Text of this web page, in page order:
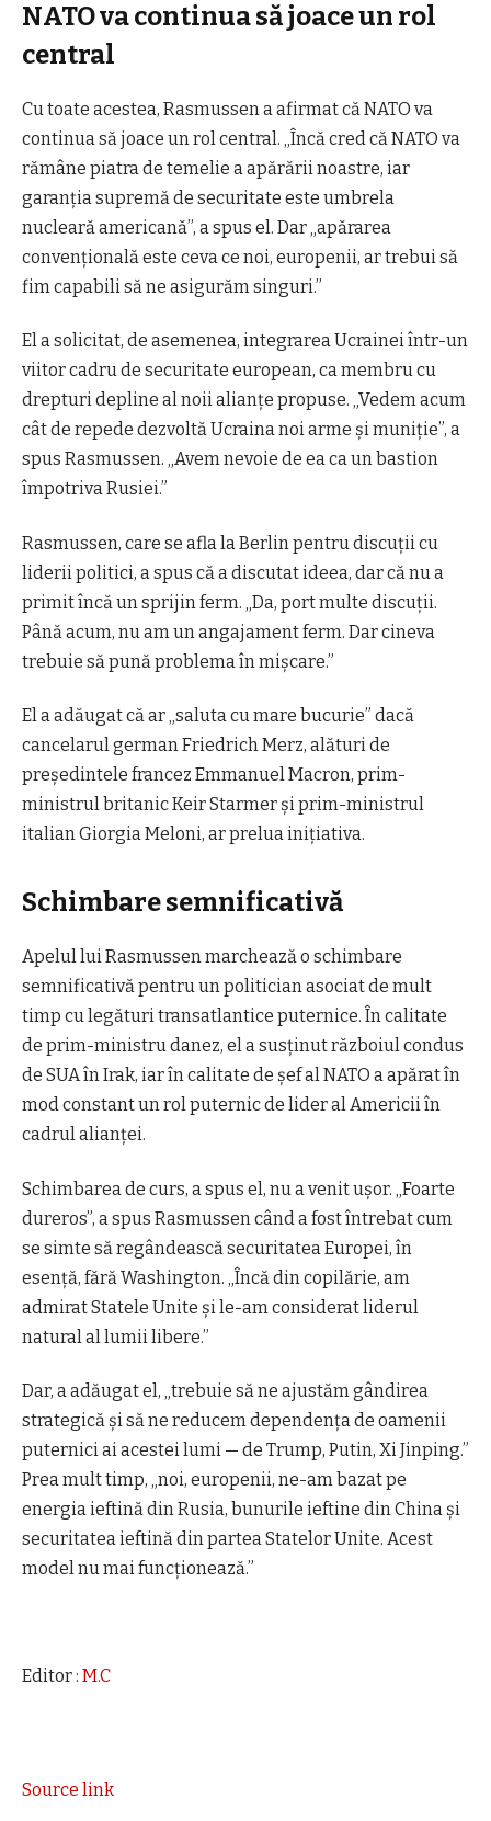
NATO va continua să joace un rol
central
Cu toate acestea, Rasmussen a afirmat că NATO va
continua să joace un rol central. „Încă cred că NATO va
rămâne piatra de temelie a apărării noastre, iar
garanția supremă de securitate este umbrela
nucleară americană”, a spus el. Dar „apărarea
convențională este ceva ce noi, europenii, ar trebui să
fim capabili să ne asigurăm singuri.”
El a solicitat, de asemenea, integrarea Ucrainei într-un
viitor cadru de securitate european, ca membru cu
drepturi depline al noii alianțe propuse. „Vedem acum
cât de repede dezvoltă Ucraina noi arme și muniție”, a
spus Rasmussen. „Avem nevoie de ea ca un bastion
împotriva Rusiei.”
Rasmussen, care se afla la Berlin pentru discuții cu
liderii politici, a spus că a discutat ideea, dar că nu a
primit încă un sprijin ferm. „Da, port multe discuții.
Până acum, nu am un angajament ferm. Dar cineva
trebuie să pună problema în mișcare.”
El a adăugat că ar „saluta cu mare bucurie” dacă
cancelarul german Friedrich Merz, alături de
președintele francez Emmanuel Macron, prim-
ministrul britanic Keir Starmer și prim-ministrul
italian Giorgia Meloni, ar prelua inițiativa.
Schimbare semnificativă
Apelul lui Rasmussen marchează o schimbare
semnificativă pentru un politician asociat de mult
timp cu legături transatlantice puternice. În calitate
de prim-ministru danez, el a susținut războiul condus
de SUA în Irak, iar în calitate de șef al NATO a apărat în
mod constant un rol puternic de lider al Americii în
cadrul alianței.
Schimbarea de curs, a spus el, nu a venit ușor. „Foarte
dureros”, a spus Rasmussen când a fost întrebat cum
se simte să regândească securitatea Europei, în
esență, fără Washington. „Încă din copilărie, am
admirat Statele Unite și le-am considerat liderul
natural al lumii libere.”
Dar, a adăugat el, „trebuie să ne ajustăm gândirea
strategică și să ne reducem dependența de oamenii
puternici ai acestei lumi — de Trump, Putin, Xi Jinping.”
Prea mult timp, „noi, europenii, ne-am bazat pe
energia ieftină din Rusia, bunurile ieftine din China și
securitatea ieftină din partea Statelor Unite. Acest
model nu mai funcționează.”
Editor : M.C
Source link